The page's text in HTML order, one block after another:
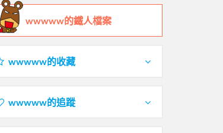
wwwww的鐵人檔案
wwwww的收藏
wwwww的追蹤